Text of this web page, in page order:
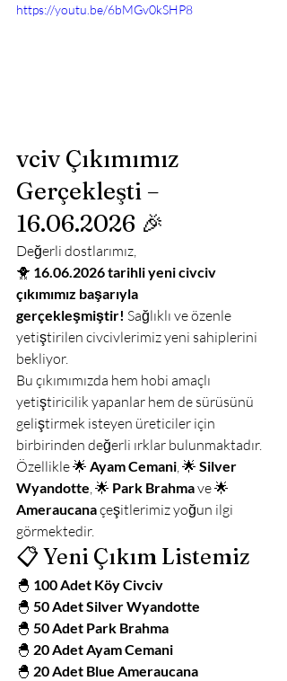
https://youtu.be/6bMGv0kSHP8
vciv Çıkımımız
Gerçekleşti –
16.06.2026 🎉
Değerli dostlarımız,
🐥 16.06.2026 tarihli yeni civciv
çıkımımız başarıyla
gerçekleşmiştir! Sağlıklı ve özenle
yetiştirilen civcivlerimiz yeni sahiplerini
bekliyor.
Bu çıkımımızda hem hobi amaçlı
yetiştiricilik yapanlar hem de sürüsünü
geliştirmek isteyen üreticiler için
birbirinden değerli ırklar bulunmaktadır.
Özellikle 🌟 Ayam Cemani, 🌟 Silver
Wyandotte, 🌟 Park Brahma ve 🌟
Ameraucana çeşitlerimiz yoğun ilgi
görmektedir.
📋 Yeni Çıkım Listemiz
🐣 100 Adet Köy Civciv
🐣 50 Adet Silver Wyandotte
🐣 50 Adet Park Brahma
🐣 20 Adet Ayam Cemani
🐣 20 Adet Blue Ameraucana